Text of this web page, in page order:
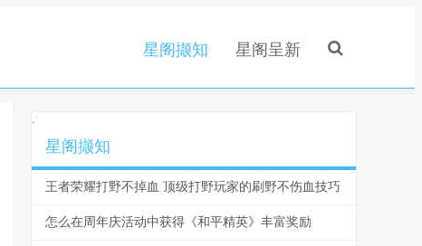
星阁撷知 星阁呈新
.
星阁撷知
王者荣耀打野不掉血 顶级打野玩家的刷野不伤血技巧
怎么在周年庆活动中获得《和平精英》丰富奖励